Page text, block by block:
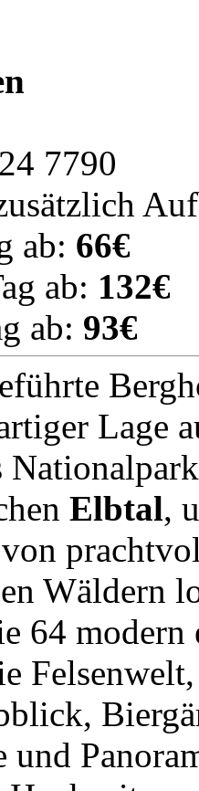
7790
ab: 66€
ab: 132€
ab: 93€
Lage
Elbtal,
Wäldern
64
Felsenwelt,
und